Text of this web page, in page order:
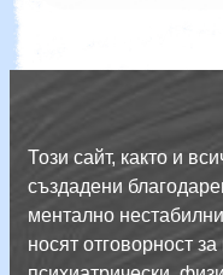
Този сайт, както и
създадени
ментално
носят отговорност